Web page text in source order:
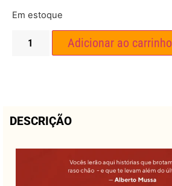
Em estoque
Adicionar ao carrinho
DESCRIÇÃO